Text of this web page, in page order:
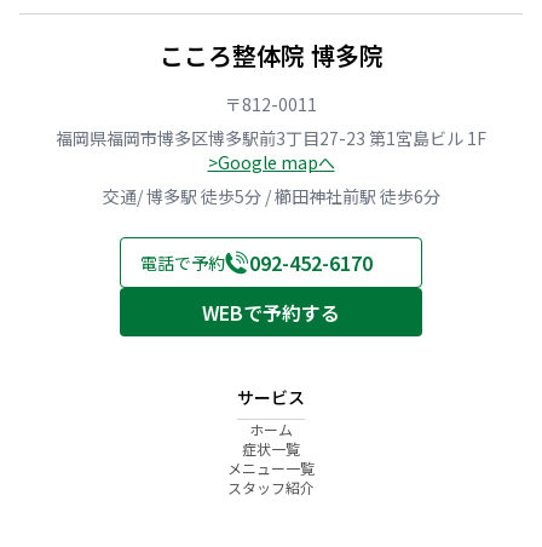
こころ整体院 博多院
〒812-0011
福岡県福岡市博多区博多駅前3丁目27-23 第1宮島ビル 1F
>Google mapへ
交通/ 博多駅 徒歩5分 / 櫛田神社前駅 徒歩6分
電話で予約
092-452-6170
WEBで予約する
サービス
ホーム
症状一覧
メニュー一覧
スタッフ紹介